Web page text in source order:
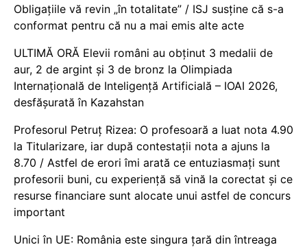
Obligațiile vă revin „în totalitate” / ISJ susține că s-a
conformat pentru că nu a mai emis alte acte
ULTIMĂ ORĂ Elevii români au obținut 3 medalii de
aur, 2 de argint și 3 de bronz la Olimpiada
Internațională de Inteligență Artificială – IOAI 2026,
desfășurată în Kazahstan
Profesorul Petruț Rizea: O profesoară a luat nota 4.90
la Titularizare, iar după contestații nota a ajuns la
8.70 / Astfel de erori îmi arată ce entuziasmați sunt
profesorii buni, cu experiență să vină la corectat și ce
resurse financiare sunt alocate unui astfel de concurs
important
Unici în UE: România este singura țară din întreaga